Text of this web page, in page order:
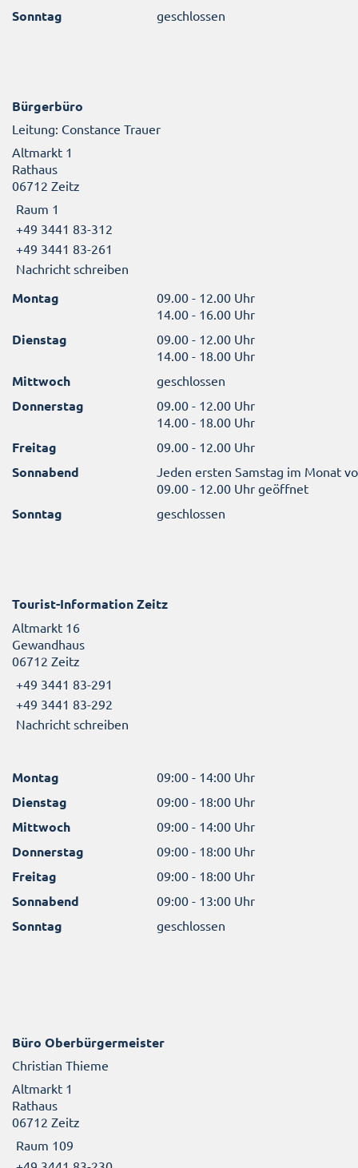
Sonntag geschlossen
Bürgerbüro
Leitung: Constance Trauer
Altmarkt 1
Rathaus
06712 Zeitz
Raum 1
+49 3441 83-312
+49 3441 83-261
Nachricht schreiben
Montag
09.00 - 12.00 Uhr
14.00 - 16.00 Uhr
Dienstag
09.00 - 12.00 Uhr
14.00 - 18.00 Uhr
Mittwoch geschlossen
Donnerstag
09.00 - 12.00 Uhr
14.00 - 18.00 Uhr
Freitag 09.00 - 12.00 Uhr
Sonnabend
Jeden ersten Samstag im Monat
09.00 - 12.00 Uhr geöffnet
Sonntag geschlossen
Tourist-Information Zeitz
Altmarkt 16
Gewandhaus
06712 Zeitz
+49 3441 83-291
+49 3441 83-292
Nachricht schreiben
Montag 09:00 - 14:00 Uhr
Dienstag 09:00 - 18:00 Uhr
Mittwoch 09:00 - 14:00 Uhr
Donnerstag 09:00 - 18:00 Uhr
Freitag 09:00 - 18:00 Uhr
Sonnabend 09:00 - 13:00 Uhr
Sonntag geschlossen
Büro Oberbürgermeister
Christian Thieme
Altmarkt 1
Rathaus
06712 Zeitz
Raum 109